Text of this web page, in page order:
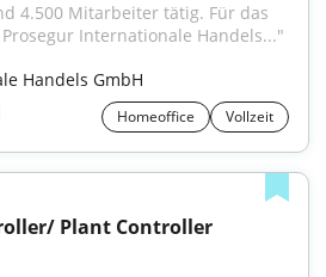
4.500 Mitarbeiter tätig. Für das
Internationale Handels..."
Handels GmbH
Homeoffice Vollzeit
Plant Controller